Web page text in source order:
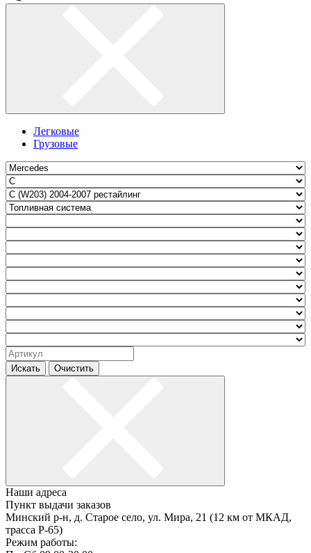
Легковые
Грузовые
Искать Очистить
Наши адреса
Пункт выдачи заказов
Минский р-н, д. Старое село, ул. Мира, 21 (12 км от МКАД,
трасса P-65)
Режим работы: